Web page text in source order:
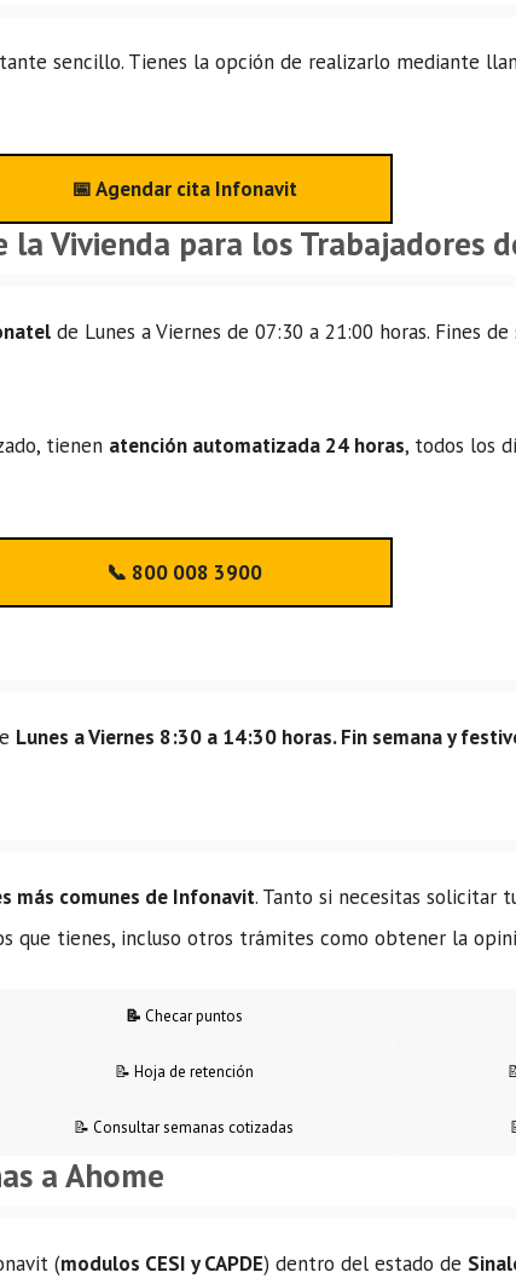
sencillo. Tienes la opción de realizarlo mediante
📅 Agendar cita Infonavit
Vivienda para los Trabajadores
de Lunes a Viernes de 07:30 a 21:00 horas. Fines
tienen atención automatizada 24 horas, todos los
📞 800 008 3900
Lunes a Viernes 8:30 a 14:30 horas. Fin semana y
más comunes de Infonavit. Tanto si necesitas solicitar
que tienes, incluso otros trámites como obtener la
📝 Checar puntos
📝 Hoja de retención
📝 Consultar semanas cotizadas
a Ahome
(modulos CESI y CAPDE) dentro del estado de